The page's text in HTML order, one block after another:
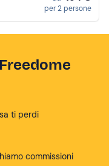
per 2 persone
ti perdi
commissioni